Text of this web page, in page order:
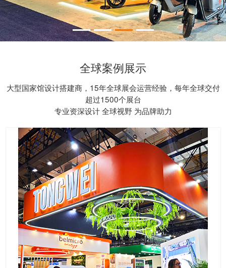
全球案例展示
大型国家馆设计搭建商，15年全球展会运营经验，每年全球交付
超过1500个展台
专业资深设计 全球视野 为品牌助力